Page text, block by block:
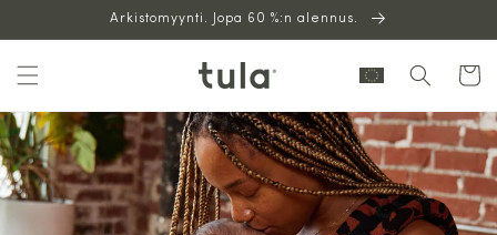
sisältöön
Arkistomyynti. Jopa 60 %:n alennus.